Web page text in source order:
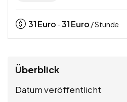
31Euro -31Euro / Stunde
Überblick
Datum veröffentlicht